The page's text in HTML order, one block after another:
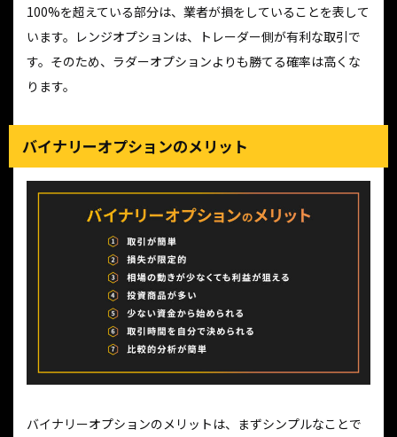
100%を超えている部分は、業者が損をしていることを表して
います。レンジオプションは、トレーダー側が有利な取引で
す。そのため、ラダーオプションよりも勝てる確率は高くな
ります。
バイナリーオプションのメリット
バイナリーオプションのメリットは、まずシンプルなことで